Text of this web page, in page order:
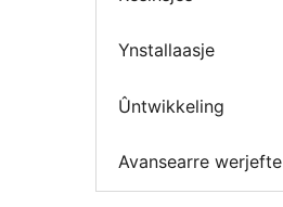
Ynstallaasje
Ûntwikkeling
Avansearre werjefte